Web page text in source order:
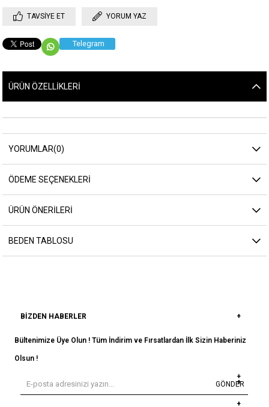
TAVSIYE ET YORUM YAZ
Telegram
ÜRÜN ÖZELLIKLERI
YORUMLAR(0)
ÖDEME SEÇENEKLERI
ÜRÜN ÖNERILERI
BEDEN TABLOSU
BIZDEN HABERLER
Bültenimize Üye Olun ! Tüm İndirim ve Fırsatlardan İlk Sizin Haberiniz
Olsun !
GÖNDER